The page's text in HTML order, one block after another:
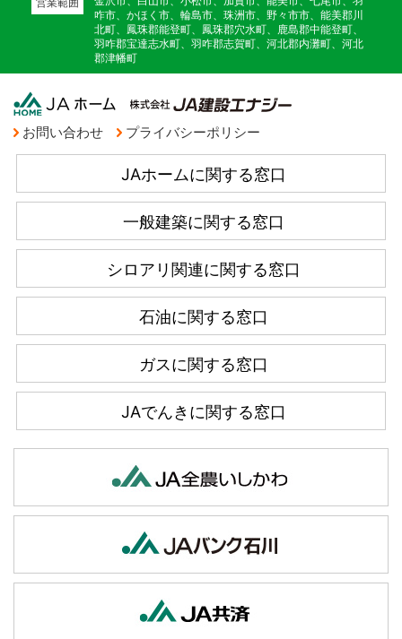
咋市、かほく市、輪島市、珠洲市、野々市市、能美郡川
北町、鳳珠郡能登町、鳳珠郡穴水町、鹿島郡中能登町、
羽咋郡宝達志水町、羽咋郡志賀町、河北郡内灘町、河北
郡津幡町
お問い合わせ プライバシーポリシー
JAホームに関する窓口
一般建築に関する窓口
シロアリ関連に関する窓口
石油に関する窓口
ガスに関する窓口
JAでんきに関する窓口